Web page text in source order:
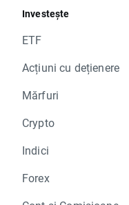
Investește
ETF
Acțiuni cu dețienere
Mărfuri
Crypto
Indici
Forex